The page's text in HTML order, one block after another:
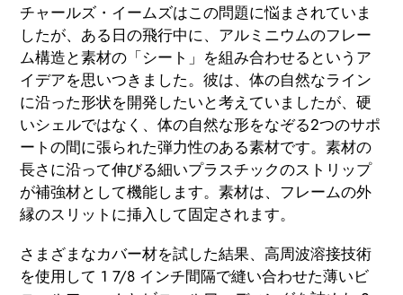
チャールズ・イームズはこの問題に悩まされていま
したが、ある日の飛行中に、アルミニウムのフレー
ム構造と素材の「シート」を組み合わせるというア
イデアを思いつきました。彼は、体の自然なライン
に沿った形状を開発したいと考えていましたが、硬
いシェルではなく、体の自然な形をなぞる2つのサポ
ートの間に張られた弾力性のある素材です。素材の
長さに沿って伸びる細いプラスチックのストリップ
が補強材として機能します。素材は、フレームの外
縁のスリットに挿入して固定されます。
さまざまなカバー材を試した結果、高周波溶接技術
を使用して 1 7/8 インチ間隔で縫い合わせた薄いビ